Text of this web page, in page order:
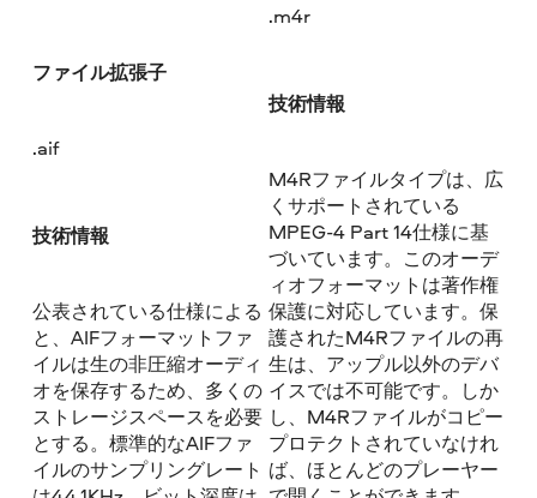
ファイル拡張子
.aif
技術情報
公表されている仕様による
と、AIFフォーマットファ
イルは生の非圧縮オーディ
オを保存するため、多くの
ストレージスペースを必要
とする。標準的なAIFファ
イルのサンプリングレート
.m4r
技術情報
M4Rファイルタイプは、広
くサポートされている
MPEG-4 Part 14仕様に基
づいています。このオーデ
ィオフォーマットは著作権
保護に対応しています。保
護されたM4Rファイルの再
生は、アップル以外のデバ
イスでは不可能です。しか
し、M4Rファイルがコピー
プロテクトされていなけれ
ば、ほとんどのプレーヤー